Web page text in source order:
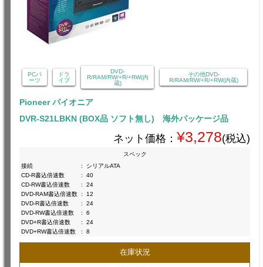
PCパ
ーツ
ドラ
イブ
DVD-
R/RAM/RW/+R/+RW(内
蔵)
その他DVD-
R/RAM/RW/+R/+RW(内蔵)
Pioneer パイオニア
DVR-S21LBKN (BOX品 ソフト無し) 海外パッケージ品
ネット価格： ¥3,278(税込)
スペック
接続
:
シリアルATA
CD-R書込倍速数
:
40
CD-RW書込倍速数
:
24
DVD-RAM書込倍速数 :
12
DVD-R書込倍速数
:
24
DVD-RW書込倍速数
:
6
DVD+R書込倍速数
:
24
DVD+RW書込倍速数
: 8
在庫状況